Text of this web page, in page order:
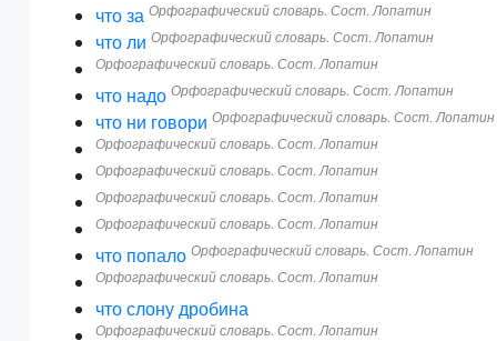
что за Орфографический словарь. Сост. Лопатин
что ли Орфографический словарь. Сост. Лопатин
Орфографический словарь. Сост. Лопатин
что надо Орфографический словарь. Сост. Лопатин
что ни говори Орфографический словарь. Сост. Лопатин
Орфографический словарь. Сост. Лопатин
Орфографический словарь. Сост. Лопатин
Орфографический словарь. Сост. Лопатин
Орфографический словарь. Сост. Лопатин
что попало Орфографический словарь. Сост. Лопатин
Орфографический словарь. Сост. Лопатин
что слону дробина
Орфографический словарь. Сост. Лопатин